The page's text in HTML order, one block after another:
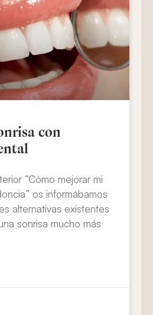
con
“Cómo mejorar mi
os informábamos
alternativas existentes
sonrisa mucho más